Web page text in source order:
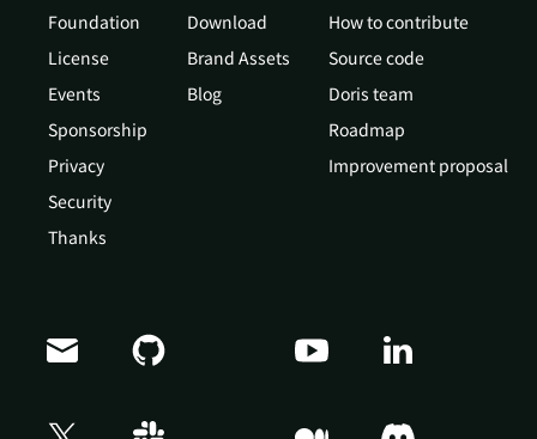
Foundation
License
Events
Sponsorship
Privacy
Security
Thanks
Download
Brand Assets
Blog
How to contribute
Source code
Doris team
Roadmap
Improvement proposal